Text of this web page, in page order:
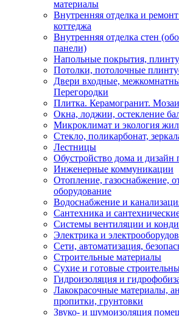
материалы
Внутренняя отделка и
коттеджа
Внутренняя отделка стен
панели)
Напольные покрытия,
Потолки, потолочные
Двери входные,
Перегородки
Плитка. Керамогранит.
Окна, лоджии, остекление
Микроклимат и экология
Стекло, поликарбонат,
Лестницы
Обустройство дома и
Инженерные коммуникации
Отопление, газоснабжение,
оборудование
Водоснабжение и
Сантехника и
Системы вентиляции и
Электрика и
Сети, автоматизация,
Строительные материалы
Сухие и готовые
Гидроизоляция и
Лакокрасочные материалы,
пропитки, грунтовки
Звуко- и шумоизоляция